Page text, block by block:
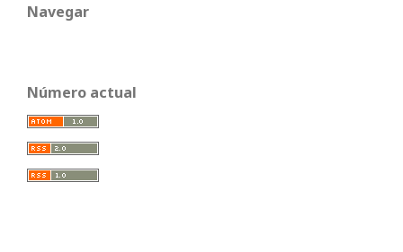
Navegar
Número actual